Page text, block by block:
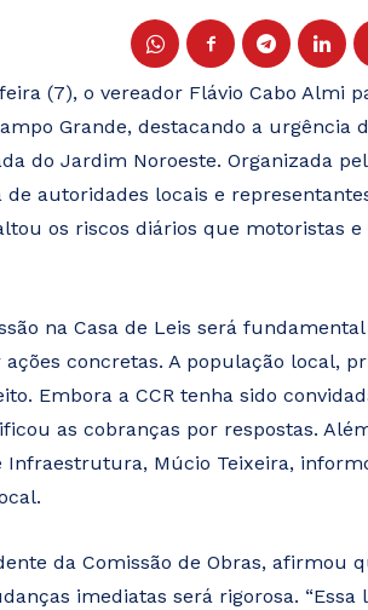
(7), o vereador Flávio Cabo Almi
Grande, destacando a urgência
do Jardim Noroeste. Organizada
autoridades locais e
os riscos diários que motoristas
na Casa de Leis será
ações concretas. A população local,
Embora a CCR tenha sido
as cobranças por respostas.
Infraestrutura, Múcio Teixeira,
da Comissão de Obras, afirmou
imediatas será rigorosa.